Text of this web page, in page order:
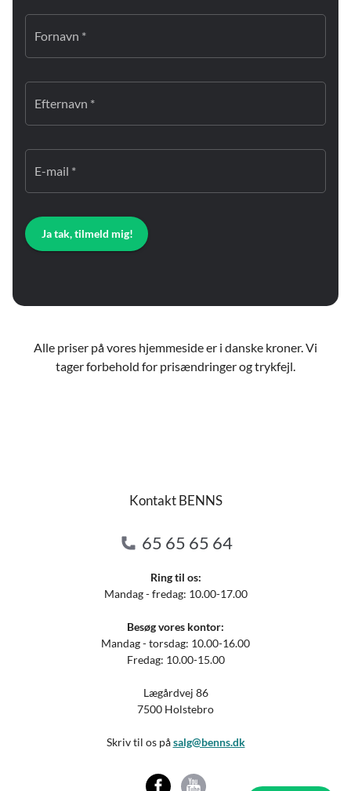
Fornavn *
Efternavn *
E-mail *
Ja tak, tilmeld mig!
Alle priser på vores hjemmeside er i danske kroner. Vi
tager forbehold for prisændringer og trykfejl.
Kontakt BENNS
65 65 65 64
Ring til os:
Mandag - fredag: 10.00-17.00
Besøg vores kontor:
Mandag - torsdag: 10.00-16.00
Fredag: 10.00-15.00
Lægårdvej 86
7500 Holstebro
Skriv til os påsalg@benns.dk